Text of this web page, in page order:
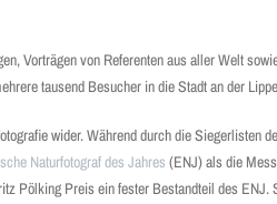
Vorträgen von Referenten aus aller Welt
tausend Besucher in die Stadt an der
wider. Während durch die Siegerlisten
Naturfotograf des Jahres (ENJ) als die
Pölking Preis ein fester Bestandteil des ENJ.